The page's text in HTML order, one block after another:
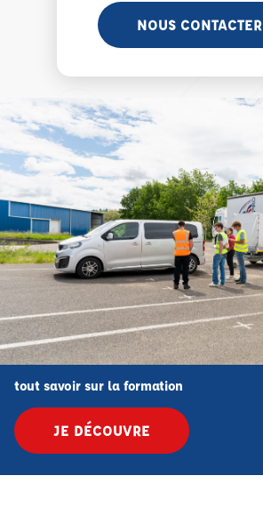
NOUS CONTACTER
tout savoir sur la formation
JE DÉCOUVRE